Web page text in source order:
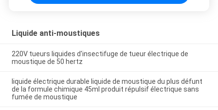
Liquide anti-moustiques
220V tueurs liquides d'insectifuge de tueur électrique de
moustique de 50 hertz
liquide électrique durable liquide de moustique du plus défunt
de la formule chimique 45ml produit répulsif électrique sans
fumée de moustique